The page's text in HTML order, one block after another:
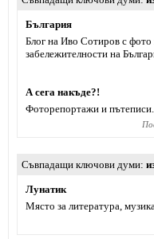
България
Блог на Иво Сотиров с
забележителности на
А сега накъде?!
Фоторепортажи и пътеписи.
Съвпадащи ключови думи
Лунатик
Място за литература,